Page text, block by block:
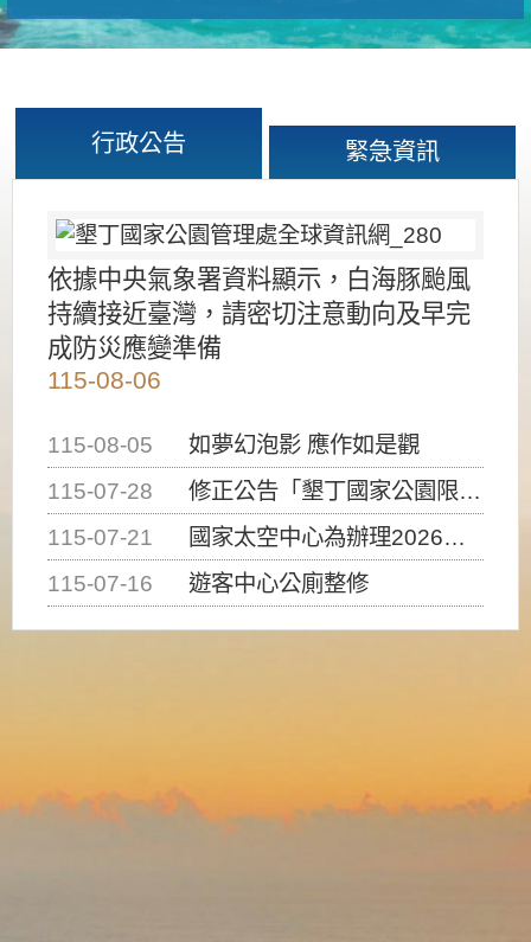
行政公告 緊急資訊
依據中央氣象署資料顯示，白海豚颱風
持續接近臺灣，請密切注意動向及早完
成防災應變準備
115-08-06
115-08-05
如夢幻泡影 應作如是觀
115-07-28
修正公告「墾丁國家公園限制水域遊憩活動之種類、範圍、時間及行為」，自即日生效。
115-07-21
國家太空中心為辦理2026台灣盃火箭競賽，陸、海、空域警戒及協調相關事宜，因颱風備案事宜
115-07-16
遊客中心公廁整修